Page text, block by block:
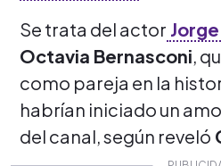
Se trata del actor
Octavia Bernasconi,
como pareja en la
habrían iniciado un
del canal, según reveló